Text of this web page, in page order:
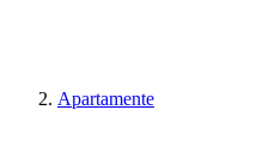
Apartamente